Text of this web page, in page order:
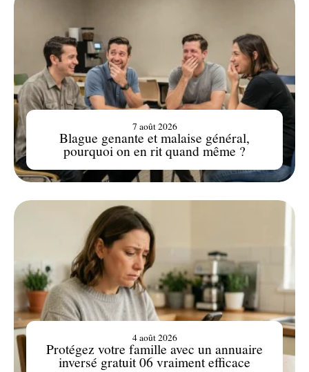
Blague genante et malaise général,
pourquoi on en rit quand même ?
7 août 2026
Protégez votre famille avec un annuaire
inversé gratuit 06 vraiment efficace
4 août 2026